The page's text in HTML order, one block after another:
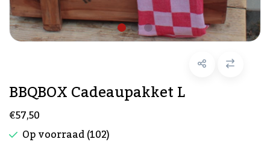
BBQBOX Cadeaupakket L
€57,50
Op voorraad (102)